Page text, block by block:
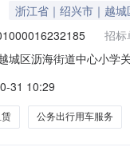
浙江省｜绍兴市｜越城
招标
城区沥海街道中心小学
号9800.0项
31 10:29
公务出行用车服务